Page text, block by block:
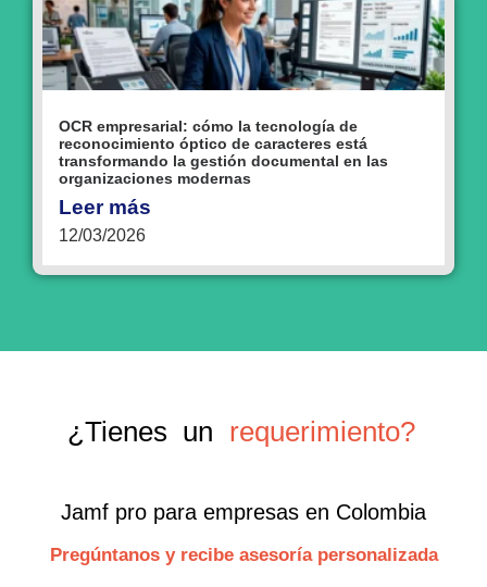
OCR empresarial: cómo la tecnología de
reconocimiento óptico de caracteres está
transformando la gestión documental en las
organizaciones modernas
Leer más
12/03/2026
¿Tienes un requerimiento?
Jamf pro para empresas en Colombia
Pregúntanos y recibe asesoría personalizada